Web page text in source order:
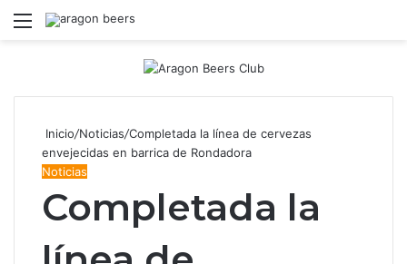
Menú
Inicio/Noticias/Completada la línea de cervezas
envejecidas en barrica de Rondadora
Noticias
Completada la